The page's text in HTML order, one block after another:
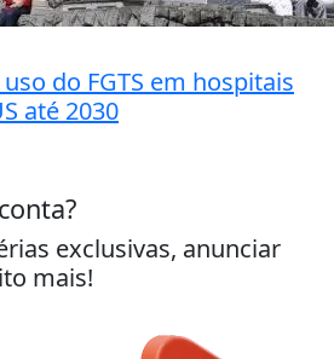
do FGTS em hospitais
até 2030
exclusivas, anunciar
mais!